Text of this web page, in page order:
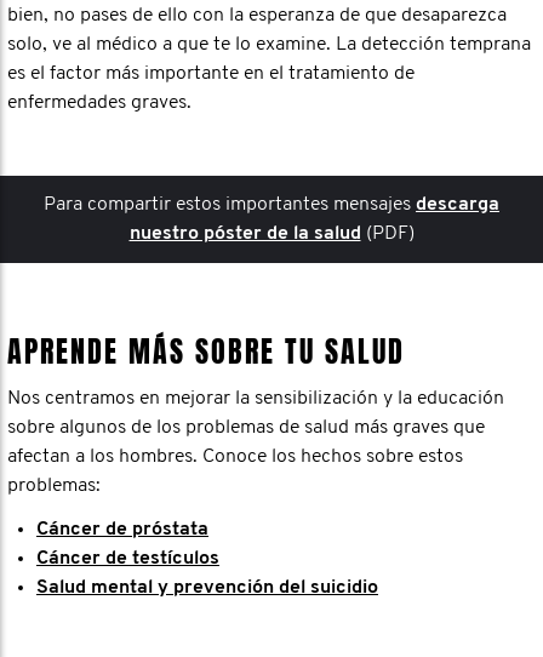
bien, no pases de ello con la esperanza de que desaparezca
solo, ve al médico a que te lo examine. La detección temprana
es el factor más importante en el tratamiento de
enfermedades graves.
Para compartir estos importantes mensajes descarga
nuestro póster de la salud (PDF)
APRENDE MÁS SOBRE TU SALUD
Nos centramos en mejorar la sensibilización y la educación
sobre algunos de los problemas de salud más graves que
afectan a los hombres. Conoce los hechos sobre estos
problemas:
Cáncer de próstata
Cáncer de testículos
Salud mental y prevención del suicidio